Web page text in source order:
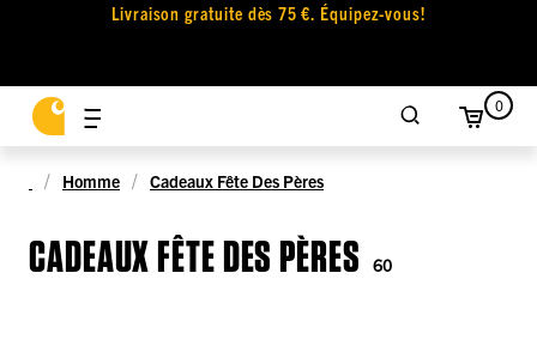
Livraison gratuite dès 75 €. Équipez-vous!
0
Homme Cadeaux Fête Des Pères
CADEAUX FÊTE DES PÈRES 60